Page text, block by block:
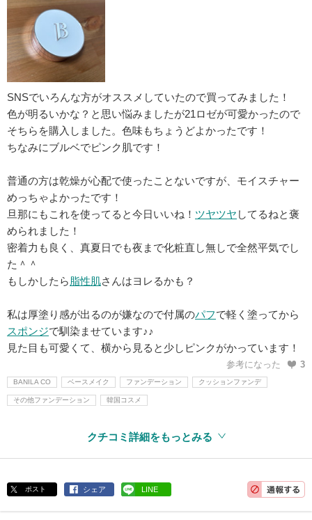
SNSでいろんな方がオススメしていたので買ってみました！
色が明るいかな？と思い悩みましたが21ロゼが可愛かったので
そちらを購入しました。色味もちょうどよかったです！
ちなみにブルベでピンク肌です！
普通の方は乾燥が心配で使ったことないですが、モイスチャー
めっちゃよかったです！
旦那にもこれを使ってると今日いいね！ ツヤツヤ してるねと褒
められました！
密着力も良く、真夏日でも夜まで化粧直し無しで全然平気でし
た＾＾
もしかしたら脂性肌さんはヨレるかも？
私は厚塗り感が出るのが嫌なので付属のパフで軽く塗ってから
スポンジで馴染ませています♪♪
見た目も可愛くて、横から見ると少しピンクがかっています！
参考になった 3
BANILA CO ベースメイク ファンデーション クッションファンデ
その他ファンデーション 韓国コスメ
クチコミ詳細をもっとみる
ポスト シェア LINE